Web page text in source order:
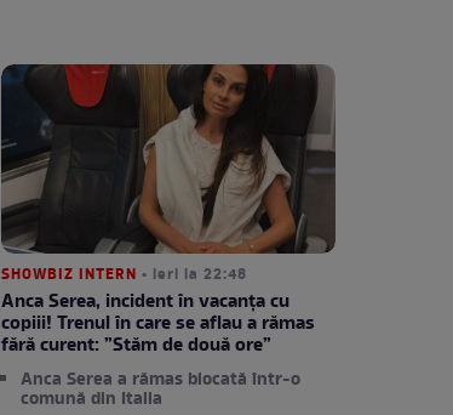
SHOWBIZ INTERN • ieri la 22:48
Anca Serea, incident în vacanța cu
copiii! Trenul în care se aflau a rămas
fără curent: ”Stăm de două ore”
Anca Serea a rămas blocată într-o
comună din Italia